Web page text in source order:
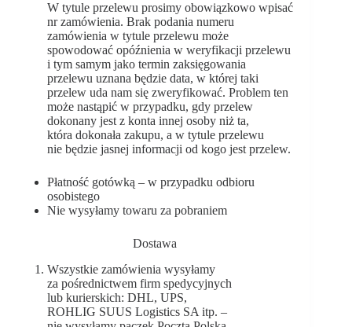
W tytule przelewu prosimy obowiązkowo wpisać
nr zamówienia. Brak podania numeru
zamówienia w tytule przelewu może
spowodować opóźnienia w weryfikacji przelewu
i tym samym jako termin zaksięgowania
przelewu uznana będzie data, w której taki
przelew uda nam się zweryfikować. Problem ten
może nastąpić w przypadku, gdy przelew
dokonany jest z konta innej osoby niż ta,
która dokonała zakupu, a w tytule przelewu
nie będzie jasnej informacji od kogo jest przelew.
Płatność gotówką – w przypadku odbioru
osobistego
Nie wysyłamy towaru za pobraniem
Dostawa
Wszystkie zamówienia wysyłamy
za pośrednictwem firm spedycyjnych
lub kurierskich: DHL, UPS,
ROHLIG SUUS Logistics SA itp. –